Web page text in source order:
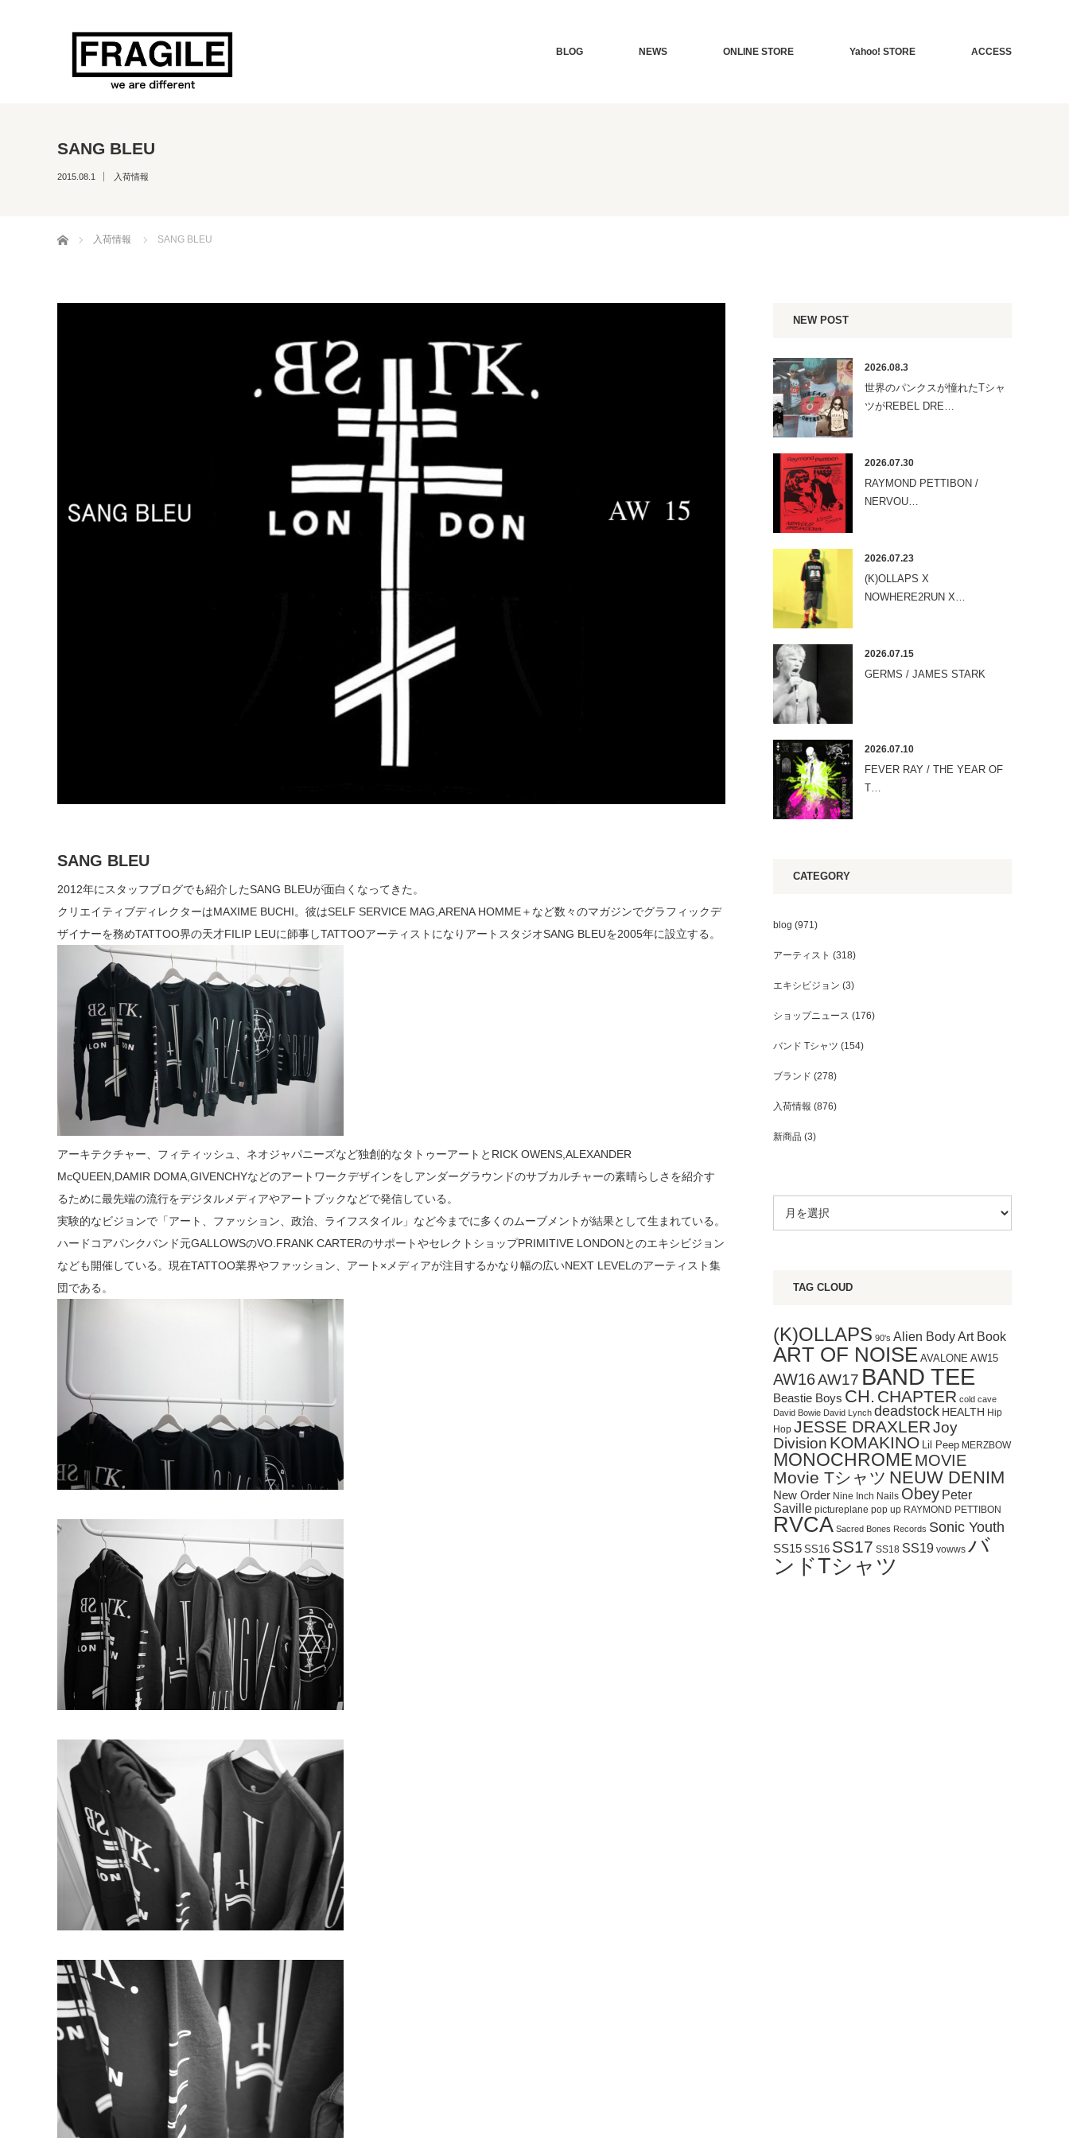
BLOG NEWS ONLINE STORE Yahoo! STORE ACCESS
SANG BLEU
2015.08.1 入荷情報
ホーム 入荷情報 SANG BLEU
SANG BLEU
2012年にスタッフブログでも紹介したSANG BLEUが面白くなってきた。
クリエイティブディレクターはMAXIME BUCHI。彼はSELF SERVICE MAG,ARENA HOMME＋など数々のマガジンでグラフィックデ
ザイナーを務めTATTOO界の天才FILIP LEUに師事しTATTOOアーティストになりアートスタジオSANG BLEUを2005年に設立する。
アーキテクチャー、フィティッシュ、ネオジャパニーズなど独創的なタトゥーアートとRICK OWENS,ALEXANDER
McQUEEN,DAMIR DOMA,GIVENCHYなどのアートワークデザインをしアンダーグラウンドのサブカルチャーの素晴らしさを紹介す
るために最先端の流行をデジタルメディアやアートブックなどで発信している。
実験的なビジョンで「アート、ファッション、政治、ライフスタイル」など今までに多くのムーブメントが結果として生まれている。
ハードコアパンクバンド元GALLOWSのVO.FRANK CARTERのサポートやセレクトショップPRIMITIVE LONDONとのエキシビジョン
なども開催している。現在TATTOO業界やファッション、アート×メディアが注目するかなり幅の広いNEXT LEVELのアーティスト集
団である。
NEW POST
2026.08.3
世界のパンクスが憧れたTシャ
ツがREBEL DRE…
2026.07.30
RAYMOND PETTIBON /
NERVOU…
2026.07.23
(K)OLLAPS X
NOWHERE2RUN X…
2026.07.15
GERMS / JAMES STARK
2026.07.10
FEVER RAY / THE YEAR OF
T…
CATEGORY
blog (971)
アーティスト (318)
エキシビジョン (3)
ショップニュース (176)
バンド Tシャツ (154)
ブランド (278)
入荷情報 (876)
新商品 (3)
TAG CLOUD
(K)OLLAPS 90's Alien BodyArt Book
ART OF NOISE AVALONE AW15
AW16AW17 BAND TEE
Beastie Boys CH. CHAPTER cold cave
David Bowie David Lynch deadstock HEALTH Hip
Hop JESSE DRAXLERJoy
Division KOMAKINO Lil Peep MERZBOW
MONOCHROMEMOVIE
Movie Tシャツ NEUW DENIM
New Order Nine Inch Nails Obey Peter
Saville pictureplane pop up RAYMOND PETTIBON
RVCA Sacred Bones Records Sonic Youth
SS15 SS16 SS17 SS18 SS19 vowws バ
ンドTシャツ